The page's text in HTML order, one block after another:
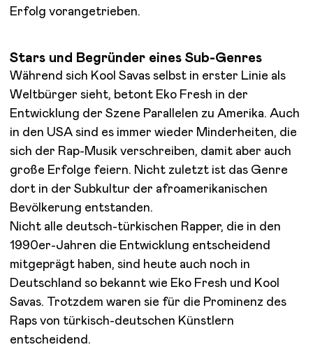
Erfolg vorangetrieben.
Stars und Begründer eines Sub-Genres
Während sich Kool Savas selbst in erster Linie als
Weltbürger sieht, betont Eko Fresh in der
Entwicklung der Szene Parallelen zu Amerika. Auch
in den USA sind es immer wieder Minderheiten, die
sich der Rap-Musik verschreiben, damit aber auch
große Erfolge feiern. Nicht zuletzt ist das Genre
dort in der Subkultur der afroamerikanischen
Bevölkerung entstanden.
Nicht alle deutsch-türkischen Rapper, die in den
1990er-Jahren die Entwicklung entscheidend
mitgeprägt haben, sind heute auch noch in
Deutschland so bekannt wie Eko Fresh und Kool
Savas. Trotzdem waren sie für die Prominenz des
Raps von türkisch-deutschen Künstlern
entscheidend.